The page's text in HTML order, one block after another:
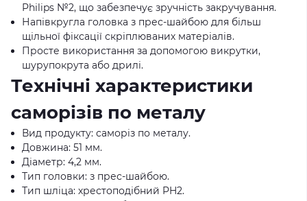
Philips №2, що забезпечує зручність закручування.
Напівкругла головка з прес-шайбою для більш
щільної фіксації скріплюваних матеріалів.
Просте використання за допомогою викрутки,
шурупокрута або дрилі.
Технічні характеристики
саморізів по металу
Вид продукту: саморіз по металу.
Довжина: 51 мм.
Діаметр: 4,2 мм.
Тип головки: з прес-шайбою.
Тип шліца: хрестоподібний PH2.